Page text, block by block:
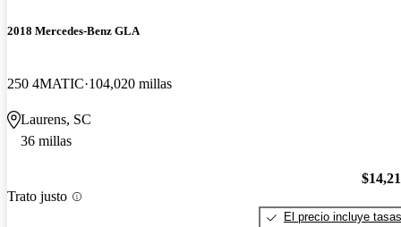
2018 Mercedes-Benz GLA
250 4MATIC 104,020 millas
Laurens, SC
36 millas
Trato justo
El precio incluye tasas